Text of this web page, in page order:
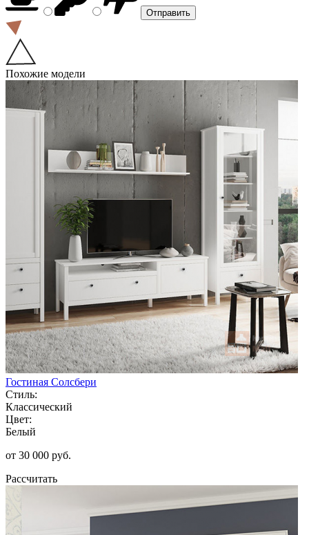
Похожие модели
Гостиная Солсбери
Стиль:
Классический
Цвет:
Белый
от 30 000 руб.
Рассчитать